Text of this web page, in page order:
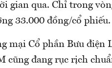
gian qua. Chỉ trong
33.000 đồng/cổ phiếu.
mại Cổ phần Bưu điện
cũng đang rục rịch